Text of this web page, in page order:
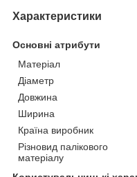
Характеристики
Основні атрибути
Матеріал
Діаметр
Довжина
Ширина
Країна виробник
Різновид палікового
матеріалу